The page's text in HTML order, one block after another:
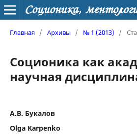
Главная / Архивы / № 1 (2013) /
Соционика как
научная
А.В. Букалов
Olga Karpenko